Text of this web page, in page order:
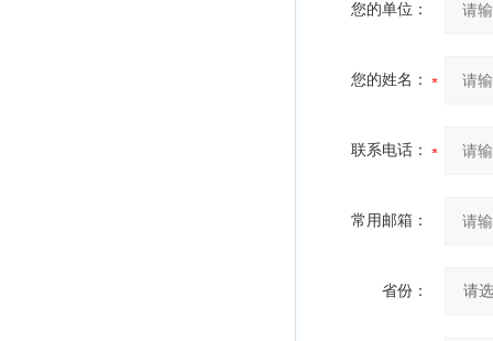
您的单位：
您的姓名：
联系电话：
常用邮箱：
省份：